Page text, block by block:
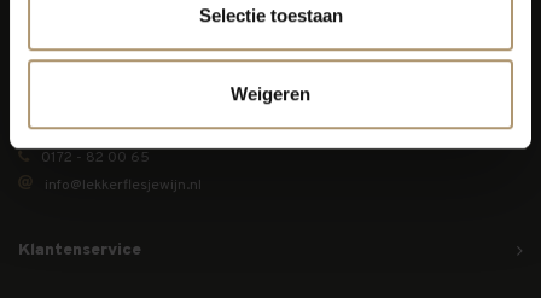
Selectie toestaan
Weigeren
0172 - 82 00 65
info@lekkerflesjewijn.nl
Klantenservice